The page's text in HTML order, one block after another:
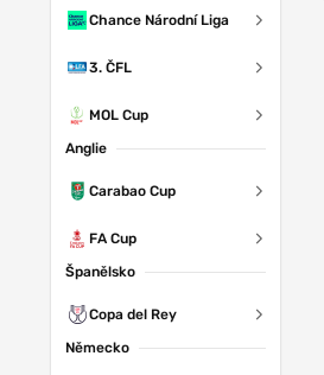
Chance Národní Liga
3. ČFL
MOL Cup
Anglie
Carabao Cup
FA Cup
Španělsko
Copa del Rey
Německo